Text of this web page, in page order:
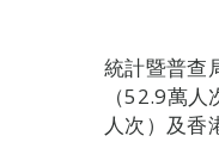
統計暨普查
（52.9萬
人次）及香